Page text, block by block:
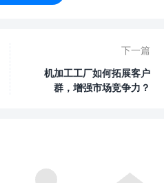
下一篇
机加工工厂如何拓展客户
群，增强市场竞争力？